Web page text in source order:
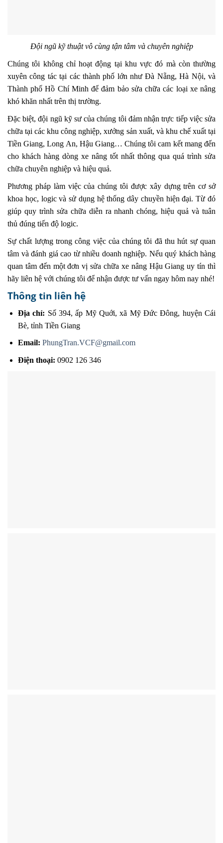
Đội ngũ kỹ thuật vô cùng tận tâm và chuyên nghiệp
Chúng tôi không chỉ hoạt động tại khu vực đó mà còn thường
xuyên công tác tại các thành phố lớn như Đà Nẵng, Hà Nội, và
Thành phố Hồ Chí Minh để đảm bảo sửa chữa các loại xe nâng
khó khăn nhất trên thị trường.
Đặc biệt, đội ngũ kỹ sư của chúng tôi đảm nhận trực tiếp việc sửa
chữa tại các khu công nghiệp, xưởng sản xuất, và khu chế xuất tại
Tiền Giang, Long An, Hậu Giang… Chúng tôi cam kết mang đến
cho khách hàng dòng xe nâng tốt nhất thông qua quá trình sửa
chữa chuyên nghiệp và hiệu quả.
Phương pháp làm việc của chúng tôi được xây dựng trên cơ sở
khoa học, logic và sử dụng hệ thống dây chuyền hiện đại. Từ đó
giúp quy trình sửa chữa diễn ra nhanh chóng, hiệu quả và tuân
thủ đúng tiến độ logic.
Sự chất lượng trong công việc của chúng tôi đã thu hút sự quan
tâm và đánh giá cao từ nhiều doanh nghiệp. Nếu quý khách hàng
quan tâm đến một đơn vị sửa chữa xe nâng Hậu Giang uy tín thì
hãy liên hệ với chúng tôi để nhận được tư vấn ngay hôm nay nhé!
Thông tin liên hệ
Địa chỉ: Số 394, ấp Mỹ Quới, xã Mỹ Đức Đông, huyện Cái
Bè, tỉnh Tiền Giang
Email: PhungTran.VCF@gmail.com
Điện thoại: 0902 126 346